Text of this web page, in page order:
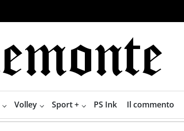
Volley Sport + PS Ink Il commento